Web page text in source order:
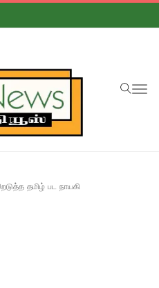
தமிழ் பட நாயகி